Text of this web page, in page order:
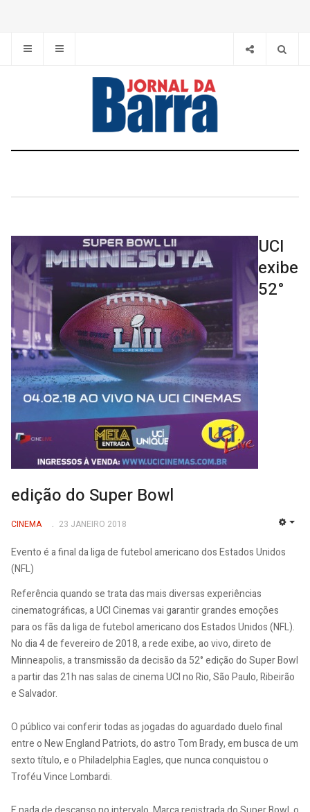
UCI
exibe
52°
edição do Super Bowl
CINEMA 23 JANEIRO 2018
Evento é a final da liga de futebol americano dos Estados Unidos
(NFL)
Referência quando se trata das mais diversas experiências
cinematográficas, a UCI Cinemas vai garantir grandes emoções
para os fãs da liga de futebol americano dos Estados Unidos (NFL).
No dia 4 de fevereiro de 2018, a rede exibe, ao vivo, direto de
Minneapolis, a transmissão da decisão da 52° edição do Super Bowl
a partir das 21h nas salas de cinema UCI no Rio, São Paulo, Ribeirão
e Salvador.
O público vai conferir todas as jogadas do aguardado duelo final
entre o New England Patriots, do astro Tom Brady, em busca de um
sexto título, e o Philadelphia Eagles, que nunca conquistou o
Troféu Vince Lombardi.